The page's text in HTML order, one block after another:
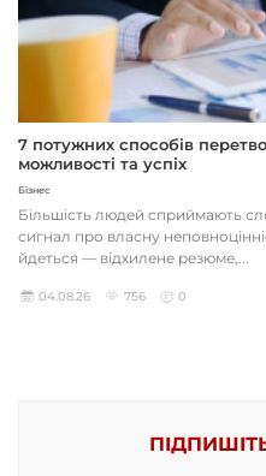
7 потужних способів
можливості та успіх
Бізнес
Більшість людей сприймають
сигнал про власну
йдеться — відхилене резюме,...
04.08.26 756 0